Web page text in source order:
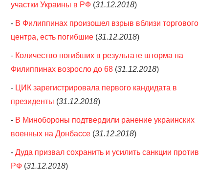
участки Украины в РФ (31.12.2018)
- В Филиппинах произошел взрыв вблизи торгового
центра, есть погибшие (31.12.2018)
- Количество погибших в результате шторма на
Филиппинах возросло до 68 (31.12.2018)
- ЦИК зарегистрировала первого кандидата в
президенты (31.12.2018)
- В Минобороны подтвердили ранение украинских
военных на Донбассе (31.12.2018)
-Дуда призвал сохранить и усилить санкции против
РФ (31.12.2018)